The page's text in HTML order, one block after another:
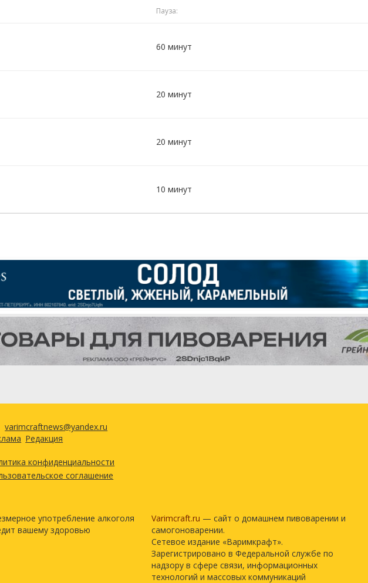
Пауза:
60 минут
20 минут
20 минут
10 минут
varimcraftnews@yandex.ru
Редакция
конфиденциальности
соглашение
употребление алкоголя
вашему здоровью
Varimcraft.ru — сайт о домашнем пивоварении и
самогоноварении.
Сетевое издание «Варимкрафт».
Зарегистрировано в Федеральной службе по
надзору в сфере связи, информационных
технологий и массовых коммуникаций